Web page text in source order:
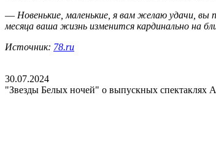
— Новенькие, маленькие, я вам желаю удачи,
месяца ваша жизнь изменится кардинально на
Источник: 78.ru
30.07.2024
"Звезды Белых ночей" о выпускных спектаклях